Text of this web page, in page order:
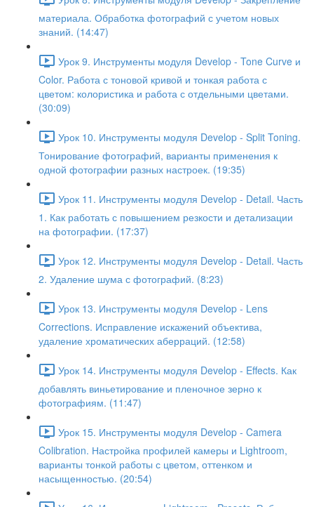
материала. Обработка фотографий с учетом новых
знаний. (14:47)
Урок 9. Инструменты модуля Develop - Tone Curve и
Color. Работа с тоновой кривой и тонкая работа с
цветом: колористика и работа с отдельными цветами.
(30:09)
Урок 10. Инструменты модуля Develop - Split Toning.
Тонирование фотографий, варианты применения к
одной фотографии разных настроек. (19:35)
Урок 11. Инструменты модуля Develop - Detail. Часть
1. Как работать с повышением резкости и детализации
на фотографии. (17:37)
Урок 12. Инструменты модуля Develop - Detail. Часть
2. Удаление шума с фотографий. (8:23)
Урок 13. Инструменты модуля Develop - Lens
Corrections. Исправление искажений объектива,
удаление хроматических аберраций. (12:58)
Урок 14. Инструменты модуля Develop - Effects. Как
добавлять виньетирование и пленочное зерно к
фотографиям. (11:47)
Урок 15. Инструменты модуля Develop - Camera
Colibration. Настройка профилей камеры и Lightroom,
варианты тонкой работы с цветом, оттенком и
насыщенностью. (20:54)